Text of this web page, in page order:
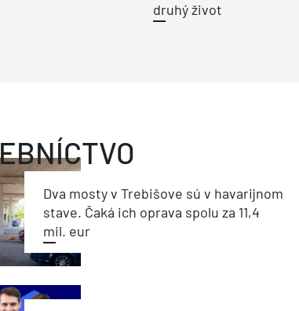
druhý život
Dva mosty v Trebišove sú v havarijnom
stave. Čaká ich oprava spolu za 11,4
mil. eur